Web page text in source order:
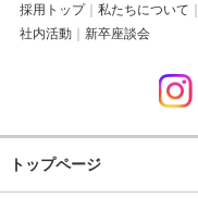
採用トップ 私たちについて
社内活動
新卒座談会
トップページ